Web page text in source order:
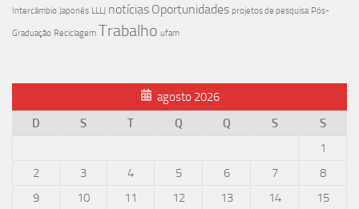
Intercâmbio Japonês LLLJ notícias Oportunidades projetos de pesquisa Pós-
Graduação Reciclagem Trabalho ufam
agosto 2026
D
S T Q Q S
S
1
2
3 4 5 6 7
8
9
10 11 12 13 14
15